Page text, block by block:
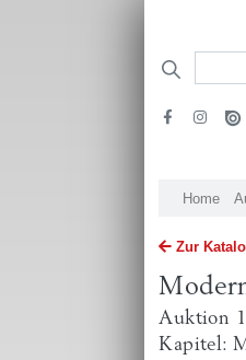
Home
Zur
Auktion
Kapitel: